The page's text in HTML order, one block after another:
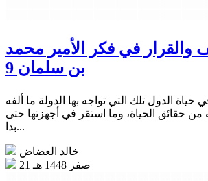
والقرار في فكر الأمير محمد
بن سلمان 9
الدول تلك التي تواجه بها الدولة ما ألفه
حقائق الحياة، وما استقر في أجهزتها حتى
بدا...
خالد العضاض
21 صفر 1448 هـ